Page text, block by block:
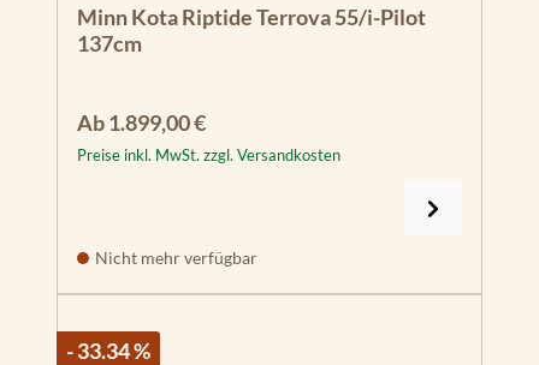
Minn Kota Riptide Terrova 55/i-Pilot
137cm
Regulärer Preis:
Ab1.899,00 €
Preise inkl. MwSt. zzgl. Versandkosten
Nicht mehr verfügbar
- 33.34 %